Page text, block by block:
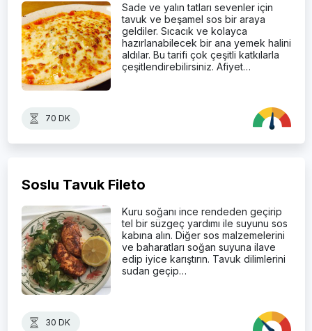
Sade ve yalın tatları sevenler için
tavuk ve beşamel sos bir araya
geldiler. Sıcacık ve kolayca
hazırlanabilecek bir ana yemek halini
aldılar. Bu tarifi çok çeşitli katkılarla
çeşitlendirebilirsiniz. Afiyet…
70 DK
Soslu Tavuk Fileto
Kuru soğanı ince rendeden geçirip
tel bir süzgeç yardımı ile suyunu sos
kabına alın. Diğer sos malzemelerini
ve baharatları soğan suyuna ilave
edip iyice karıştırın. Tavuk dilimlerini
sudan geçip…
30 DK